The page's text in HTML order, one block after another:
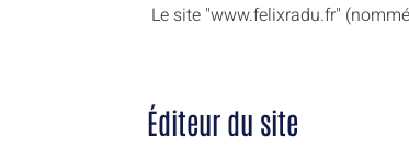
Le site "www.felixradu.fr"
Éditeur du site